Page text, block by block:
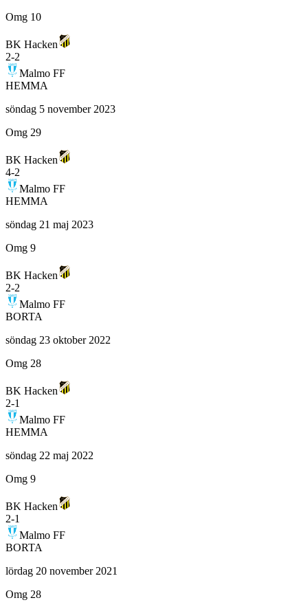
Omg 10
BK Hacken
2-2
Malmo FF
HEMMA
söndag 5 november 2023
Omg 29
BK Hacken
4-2
Malmo FF
HEMMA
söndag 21 maj 2023
Omg 9
BK Hacken
2-2
Malmo FF
BORTA
söndag 23 oktober 2022
Omg 28
BK Hacken
2-1
Malmo FF
HEMMA
söndag 22 maj 2022
Omg 9
BK Hacken
2-1
Malmo FF
BORTA
lördag 20 november 2021
Omg 28